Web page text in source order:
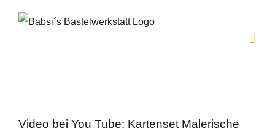
Video bei You Tube: Kartenset Malerische